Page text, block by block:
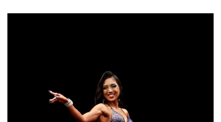
t
e
%